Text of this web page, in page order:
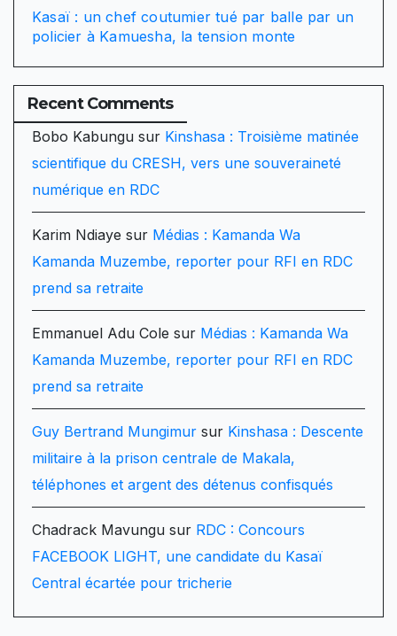
Kasaï : un chef coutumier tué par balle par un
policier à Kamuesha, la tension monte
Recent Comments
Bobo Kabungu sur Kinshasa : Troisième matinée
scientifique du CRESH, vers une souveraineté
numérique en RDC
Karim Ndiaye sur Médias : Kamanda Wa
Kamanda Muzembe, reporter pour RFI en RDC
prend sa retraite
Emmanuel Adu Cole sur Médias : Kamanda Wa
Kamanda Muzembe, reporter pour RFI en RDC
prend sa retraite
Guy Bertrand Mungimur sur Kinshasa : Descente
militaire à la prison centrale de Makala,
téléphones et argent des détenus confisqués
Chadrack Mavungu sur RDC : Concours
FACEBOOK LIGHT, une candidate du Kasaï
Central écartée pour tricherie